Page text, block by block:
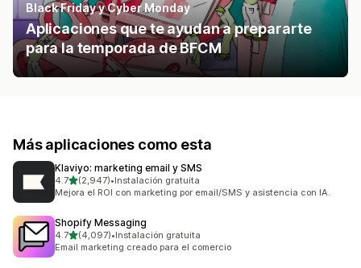
Black Friday y Cyber Monday
Aplicaciones que te ayudan a prepararte
para la temporada de BFCM
Más aplicaciones como esta
Klaviyo: marketing email y SMS
4.7de 5 estrellas
(2,947)
2947 reseñas en total
•Instalación gratuita
Mejora el ROI con marketing por email/SMS y asistencia con IA.
Shopify Messaging
4.7de 5 estrellas
(4,097)
4097 reseñas en total
•Instalación gratuita
Email marketing creado para el comercio